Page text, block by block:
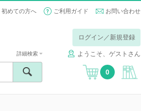
初めての方へ ご利用ガイド お問い合わせ
ログイン／新規登録
ようこそ、ゲストさん
詳細検索
0